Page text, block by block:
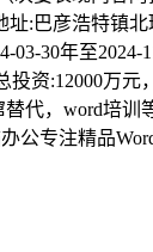
址:巴彦浩特镇
03-30年至2024-
投资:12000万元
代，word培训
公专注精品